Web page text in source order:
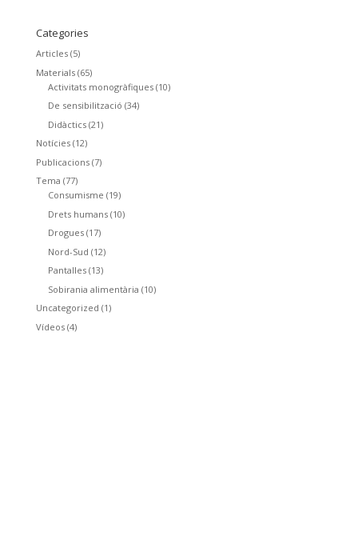
Categories
Articles(5)
Materials(65)
Activitats monogràfiques(10)
De sensibilització (34)
Didàctics(21)
Notícies(12)
Publicacions(7)
Tema (77)
Consumisme (19)
Drets humans(10)
Drogues(17)
Nord-Sud (12)
Pantalles(13)
Sobirania alimentària (10)
Uncategorized (1)
Vídeos(4)